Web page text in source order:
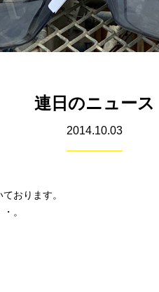
連日のニュース
2014.10.03
おります。
。